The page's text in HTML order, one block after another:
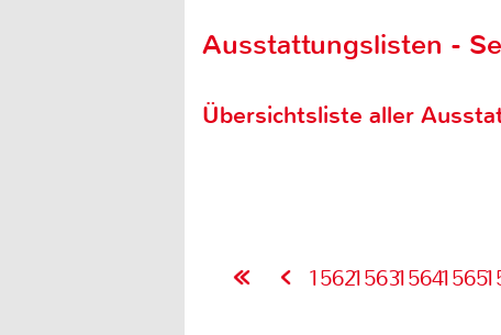
Ausstattungslisten -
Übersichtsliste aller
1562156315641565